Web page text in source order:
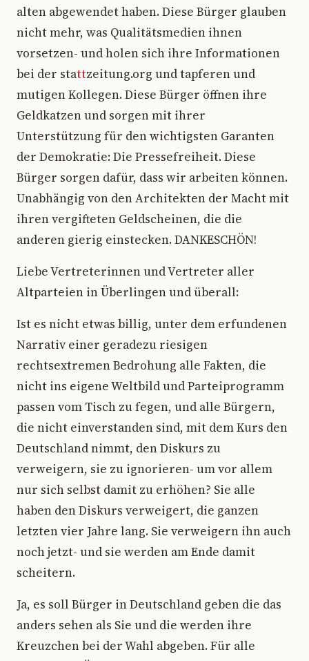
alten abgewendet haben. Diese Bürger glauben
nicht mehr, was Qualitätsmedien ihnen
vorsetzen- und holen sich ihre Informationen
bei der stattzeitung.org und tapferen und
mutigen Kollegen. Diese Bürger öffnen ihre
Geldkatzen und sorgen mit ihrer
Unterstützung für den wichtigsten Garanten
der Demokratie: Die Pressefreiheit. Diese
Bürger sorgen dafür, dass wir arbeiten können.
Unabhängig von den Architekten der Macht mit
ihren vergifteten Geldscheinen, die die
anderen gierig einstecken. DANKESCHÖN!
Liebe Vertreterinnen und Vertreter aller
Altparteien in Überlingen und überall:
Ist es nicht etwas billig, unter dem erfundenen
Narrativ einer geradezu riesigen
rechtsextremen Bedrohung alle Fakten, die
nicht ins eigene Weltbild und Parteiprogramm
passen vom Tisch zu fegen, und alle Bürgern,
die nicht einverstanden sind, mit dem Kurs den
Deutschland nimmt, den Diskurs zu
verweigern, sie zu ignorieren- um vor allem
nur sich selbst damit zu erhöhen? Sie alle
haben den Diskurs verweigert, die ganzen
letzten vier Jahre lang. Sie verweigern ihn auch
noch jetzt- und sie werden am Ende damit
scheitern.
Ja, es soll Bürger in Deutschland geben die das
anders sehen als Sie und die werden ihre
Kreuzchen bei der Wahl abgeben. Für alle